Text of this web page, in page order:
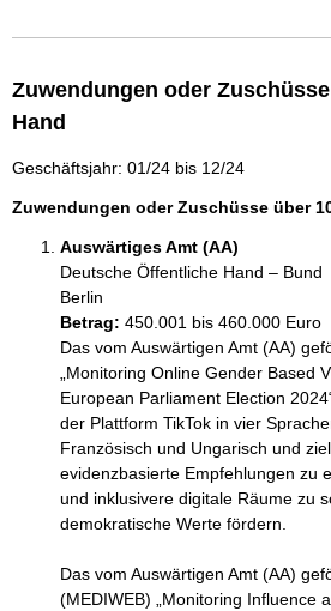
Zuwendungen oder
Hand
Geschäftsjahr: 01/24 bis 12/24
Zuwendungen oder Zuschüsse über
Auswärtiges Amt (AA)
Deutsche Öffentliche Hand – Bund
Berlin
Betrag: 450.001 bis 460.000 Euro
Das vom Auswärtigen Amt (AA)
„Monitoring Online Gender Based
European Parliament Election
der Plattform TikTok in vier
Französisch und Ungarisch und
evidenzbasierte Empfehlungen zu
und inklusivere digitale Räume zu
demokratische Werte fördern.
Das vom Auswärtigen Amt (AA)
(MEDIWEB) „Monitoring Influence